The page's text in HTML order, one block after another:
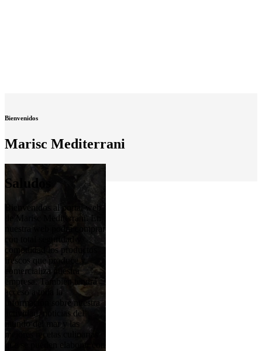
Bienvenidos
Marisc Mediterrani
Saludos
Bienvenidos al portal web
de Marisc Mediterrani. En
nuestra web podrá comprar
con total seguridad y
comodidad los productos
frescos que produce y
comercializa nuestra
empresa. También tendrá
acceso a toda la
información sobre nuestra
actividad, noticias del
mundo del mar y las
mejores recetas culinarias
que se pueden elaborar con